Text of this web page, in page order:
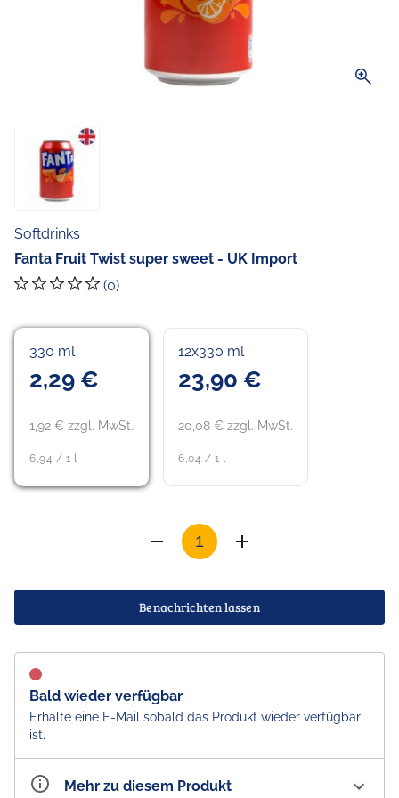
zoom_in
Softdrinks
Fanta Fruit Twist super sweet - UK Import
(0)
330 ml
2,29 €
1,92 € zzgl. MwSt.
6,94 / 1 l
12x330 ml
23,90 €
20,08 € zzgl. MwSt.
6,04 / 1 l
Benachrichten lassen
Bald wieder verfügbar
Erhalte eine E-Mail sobald das Produkt wieder verfügbar
ist.
Mehr zu diesem Produkt